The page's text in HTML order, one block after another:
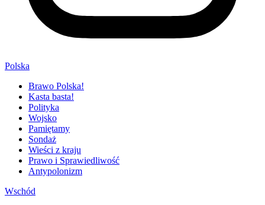
Polska
Brawo Polska!
Kasta basta!
Polityka
Wojsko
Pamiętamy
Sondaż
Wieści z kraju
Prawo i Sprawiedliwość
Antypolonizm
Wschód